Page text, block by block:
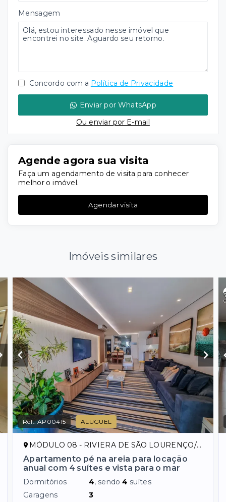
Mensagem
Concordo com a Política de Privacidade
Enviar por WhatsApp
Ou enviar por E-mail
Agende agora sua visita
Faça um agendamento de visita para conhecer
melhor o imóvel.
Agendar visita
Imóveis similares
Ref.:AP00415 ALUGUEL
MÓDULO 08 - RIVIERA DE SÃO LOURENÇO/SP
Apartamento pé na areia para locação
anual com 4 suítes e vista para o mar
Dormitórios 4, sendo4 suítes
Garagens
3